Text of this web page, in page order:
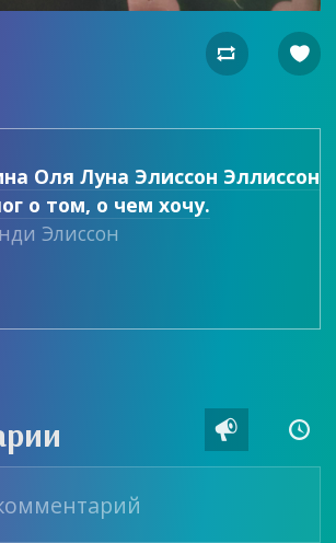
 
Оля Луна Элиссон Эллиссон
о том, о чем хочу.
Элиссон
 